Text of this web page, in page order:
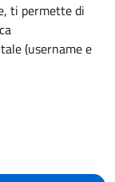
ti permette di
(username e